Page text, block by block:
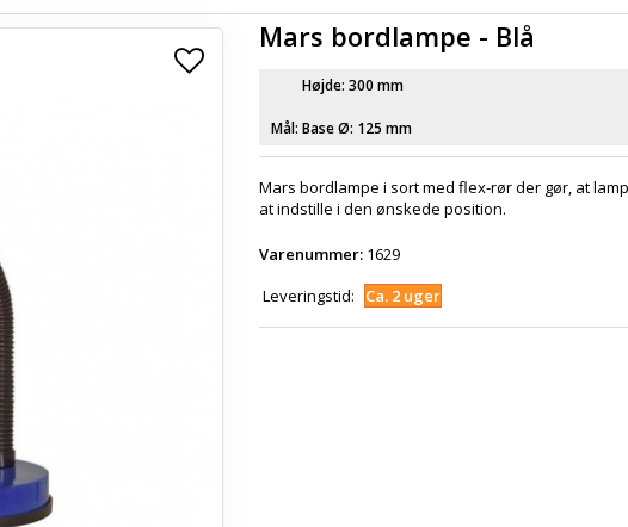
Mars bordlampe - Blå
Mål:
Højde: 300 mm
Base Ø: 125 mm
Mars bordlampe i sort med flex-rør der gør, at
at indstille i den ønskede position.
Varenummer: 1629
Leveringstid:
Ca. 2 uger